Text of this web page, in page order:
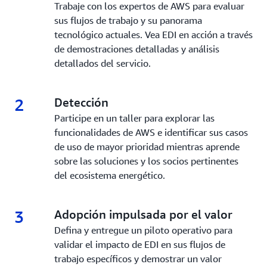
integración de nuevas tecnologías
Trabaje con los expertos de AWS para evaluar
sus flujos de trabajo y su panorama
tecnológico actuales. Vea EDI en acción a través
de demostraciones detalladas y análisis
detallados del servicio.
2 2.
Detección
Participe en un taller para explorar las
funcionalidades de AWS e identificar sus casos
de uso de mayor prioridad mientras aprende
sobre las soluciones y los socios pertinentes
del ecosistema energético.
3 3.
Adopción impulsada por el valor
Defina y entregue un piloto operativo para
validar el impacto de EDI en sus flujos de
trabajo específicos y demostrar un valor